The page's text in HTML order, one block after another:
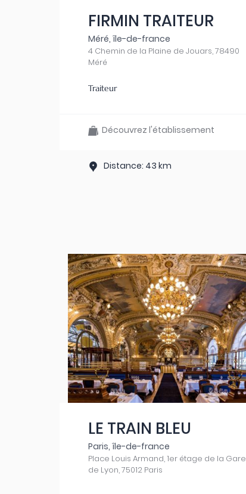
FIRMIN TRAITEUR
Méré, île-de-france
4 Chemin de la Plaine de Jouars, 78490
Méré
Traiteur
Découvrez l'établissement
Distance: 43 km
LE TRAIN BLEU
Paris, île-de-france
Place Louis Armand, 1er étage de la Gare
de Lyon, 75012 Paris